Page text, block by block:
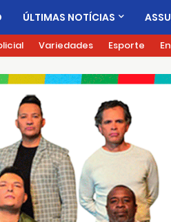
ÚLTIMAS NOTÍCIAS
Variedades Esporte